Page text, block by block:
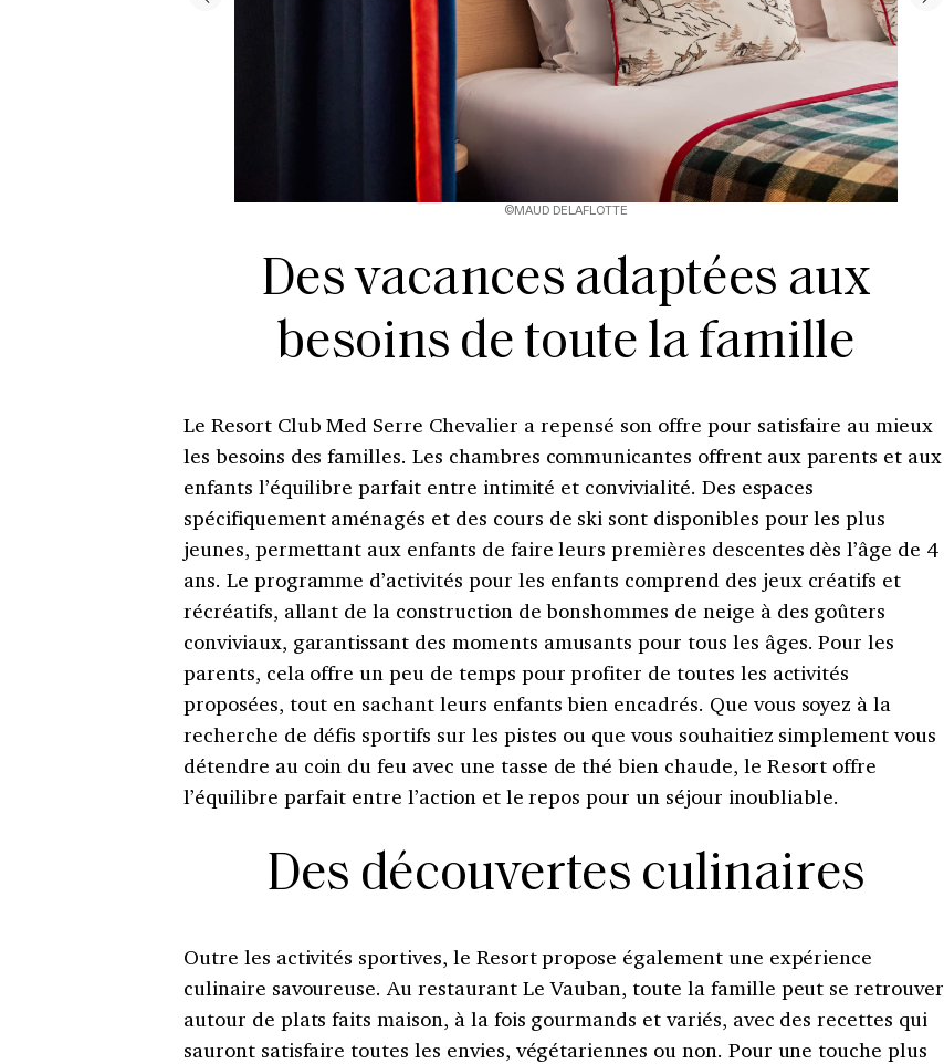
©MAUD DELAFLOTTE
Des vacances adaptées aux
besoins de toute la famille
Le Resort Club Med Serre Chevalier a repensé son offre pour satisfaire au mieux
les besoins des familles. Les chambres communicantes offrent aux parents et aux
enfants l’équilibre parfait entre intimité et convivialité. Des espaces
spécifiquement aménagés et des cours de ski sont disponibles pour les plus
jeunes, permettant aux enfants de faire leurs premières descentes dès l’âge de 4
ans. Le programme d’activités pour les enfants comprend des jeux créatifs et
récréatifs, allant de la construction de bonshommes de neige à des goûters
conviviaux, garantissant des moments amusants pour tous les âges. Pour les
parents, cela offre un peu de temps pour profiter de toutes les activités
proposées, tout en sachant leurs enfants bien encadrés. Que vous soyez à la
recherche de défis sportifs sur les pistes ou que vous souhaitiez simplement vous
détendre au coin du feu avec une tasse de thé bien chaude, le Resort offre
l’équilibre parfait entre l’action et le repos pour un séjour inoubliable.
Des découvertes culinaires
Outre les activités sportives, le Resort propose également une expérience
culinaire savoureuse. Au restaurant Le Vauban, toute la famille peut se retrouver
autour de plats faits maison, à la fois gourmands et variés, avec des recettes qui
sauront satisfaire toutes les envies, végétariennes ou non. Pour une touche plus